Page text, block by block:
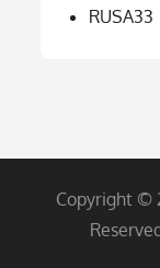
RUSA33
Copyright ©